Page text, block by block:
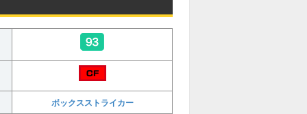
ボックスストライカー